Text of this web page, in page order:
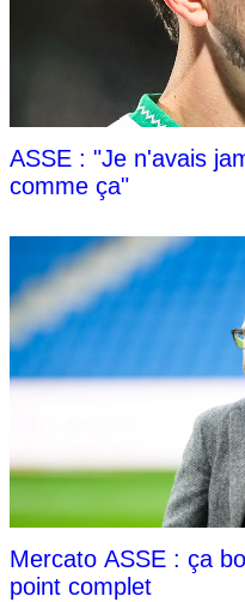
ASSE : "Je n'avais
comme ça"
Mercato ASSE : ça
point complet